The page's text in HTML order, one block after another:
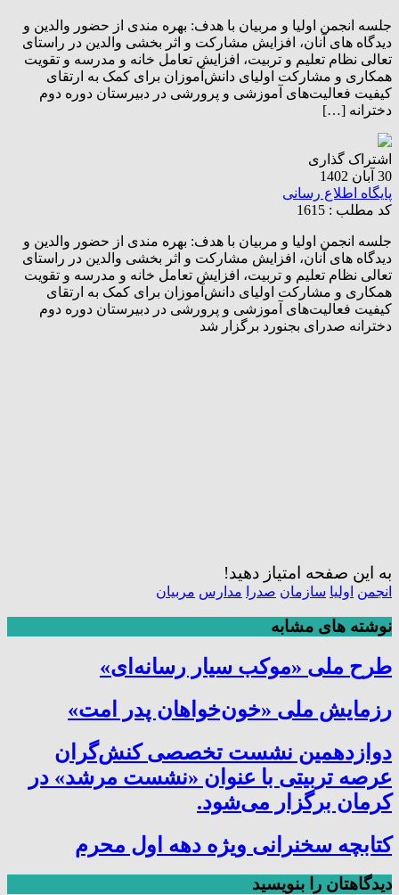
جلسه انجمن اولیا و مربیان با هدف: بهره مندی از حضور والدین و
دیدگاه های آنان، افزایش مشارکت و اثر بخشی والدین در راستای
تعالی نظام تعلیم و تربیت، افزایش تعامل خانه و مدرسه و تقویت
همکاری و مشارکت اولیای دانش‌آموزان برای کمک به ارتقای
کیفیت فعالیت‌های آموزشی و پرورشی در دبیرستان دوره دوم
دخترانه […]
اشتراک گذاری
30 آبان 1402
پایگاه اطلاع رسانی
کد مطلب : 1615
جلسه انجمن اولیا و مربیان با هدف: بهره مندی از حضور والدین و
دیدگاه های آنان، افزایش مشارکت و اثر بخشی والدین در راستای
تعالی نظام تعلیم و تربیت، افزایش تعامل خانه و مدرسه و تقویت
همکاری و مشارکت اولیای دانش‌آموزان برای کمک به ارتقای
کیفیت فعالیت‌های آموزشی و پرورشی در دبیرستان دوره دوم
دخترانه صدرای بجنورد برگزار شد
به این صفحه امتیاز دهید!
انجمن اولیا سازمان صدرا مدارس مربیان
نوشته های مشابه
طرح ملی «موکب سیار رسانه‌ای»
رزمایش ملی «خون‌خواهان پدر امت»
دوازدهمین نشست تخصصی کنش‌گران
عرصه تربیتی با عنوان «نشست مرشد» در
کرمان برگزار می‌شود.
کتابچه سخنرانی ویژه دهه اول محرم
دیدگاهتان را بنویسید